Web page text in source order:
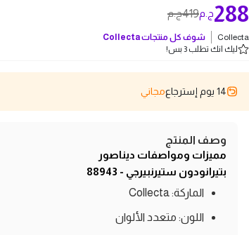
419ج.م 288ج.م
Collecta شوف كل منتجاتCollecta
ليك انك تطلب 3 بس!
14 يوم إسترجاع مجاني
وصف المنتج
مميزات ومواصفات ديناصور
بتيرانودون ستيرنبيرجي - 88943
الماركة: Collecta
اللون: متعدد الألوان